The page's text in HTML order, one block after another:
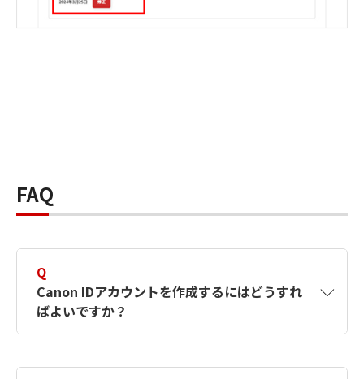
FAQ
Q
Canon IDアカウントを作成するにはどうすれ
ばよいですか？